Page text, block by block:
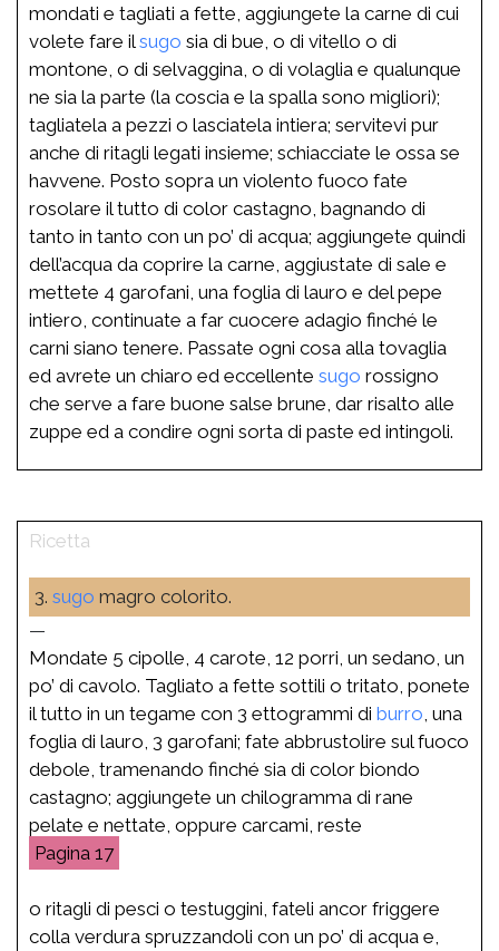
mondati e tagliati a fette, aggiungete la carne di cui
volete fare ilsugo sia di bue, o di vitello o di
montone, o di selvaggina, o di volaglia e qualunque
ne sia la parte (la coscia e la spalla sono migliori);
tagliatela a pezzi o lasciatela intiera; servitevi pur
anche di ritagli legati insieme; schiacciate le ossa se
havvene. Posto sopra un violento fuoco fate
rosolare il tutto di color castagno, bagnando di
tanto in tanto con un po’ di acqua; aggiungete quindi
dell’acqua da coprire la carne, aggiustate di sale e
mettete 4 garofani, una foglia di lauro e del pepe
intiero, continuate a far cuocere adagio finché le
carni siano tenere. Passate ogni cosa alla tovaglia
ed avrete un chiaro ed eccellente sugo rossigno
che serve a fare buone salse brune, dar risalto alle
zuppe ed a condire ogni sorta di paste ed intingoli.
3. sugo magro colorito.
—
Mondate 5 cipolle, 4 carote, 12 porri, un sedano, un
po’ di cavolo. Tagliato a fette sottili o tritato, ponete
il tutto in un tegame con 3 ettogrammi di burro , una
foglia di lauro, 3 garofani; fate abbrustolire sul fuoco
debole, tramenando finché sia di color biondo
castagno; aggiungete un chilogramma di rane
pelate e nettate, oppure carcami, reste
17
o ritagli di pesci o testuggini, fateli ancor friggere
colla verdura spruzzandoli con un po’ di acqua e,